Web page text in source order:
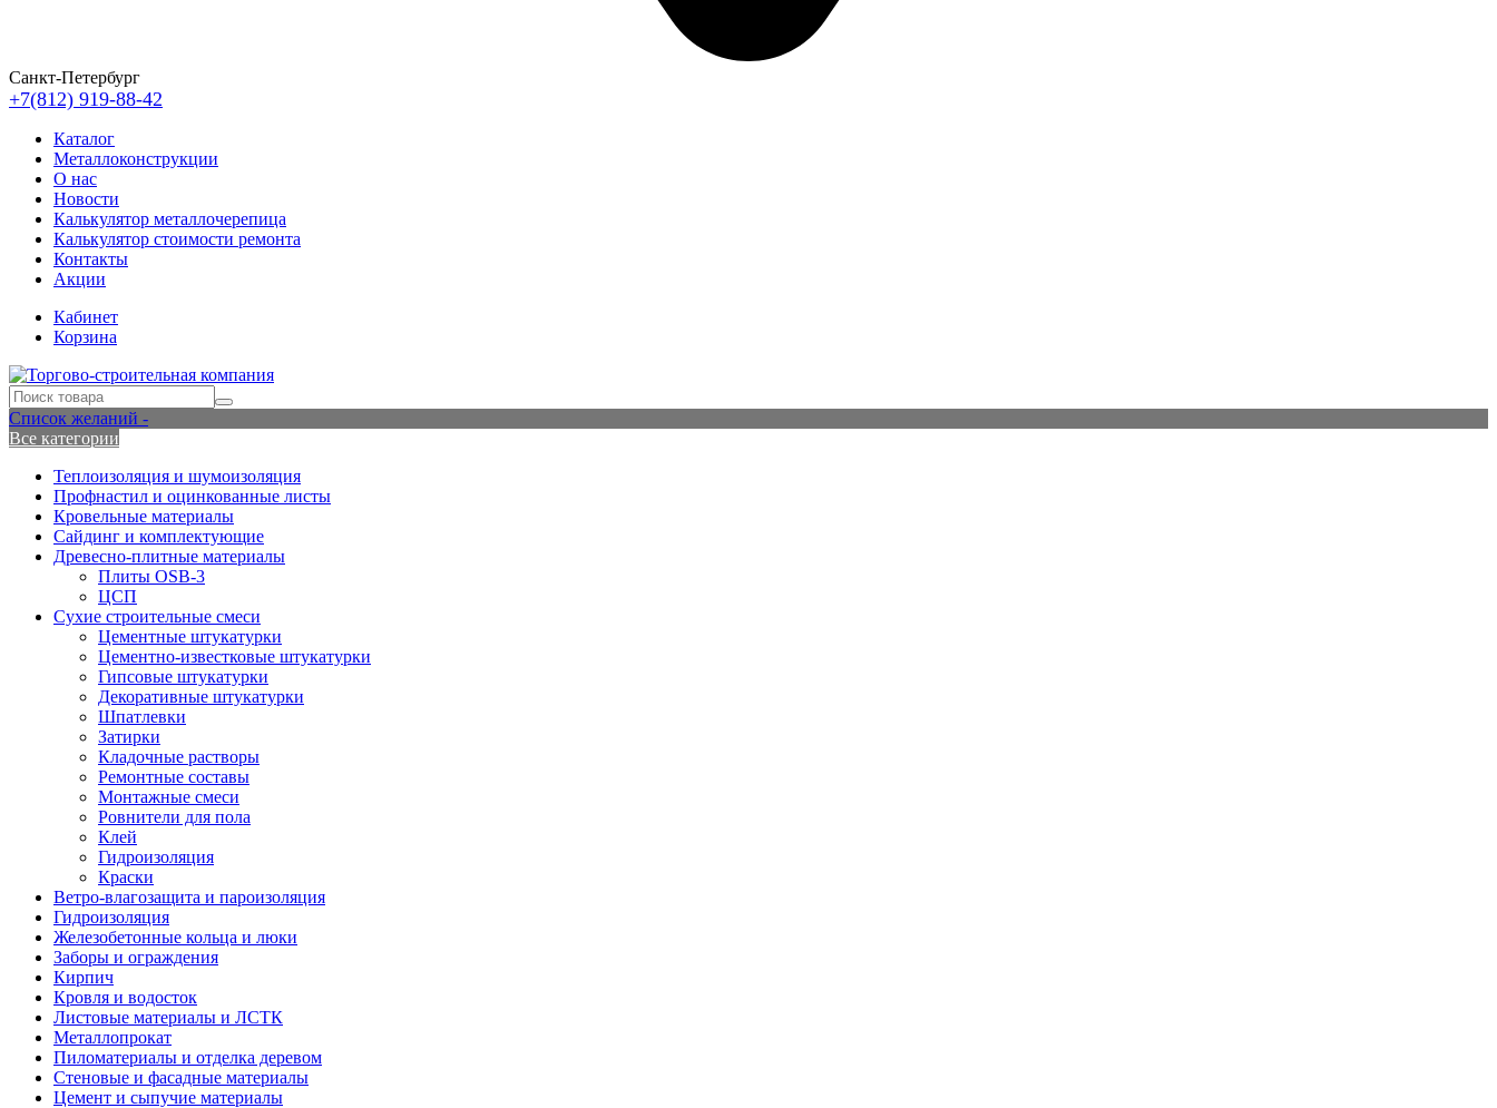
Санкт-Петербург
+7(812) 919-88-42
Каталог
Металлоконструкции
О нас
Новости
Калькулятор металлочерепица
Калькулятор стоимости ремонта
Контакты
Акции
Кабинет
Корзина
Список желаний -
Все категории
Теплоизоляция и шумоизоляция
Профнастил и оцинкованные листы
Кровельные материалы
Сайдинг и комплектующие
Древесно-плитные материалы
Плиты OSB-3
ЦСП
Сухие строительные смеси
Цементные штукатурки
Цементно-известковые штукатурки
Гипсовые штукатурки
Декоративные штукатурки
Шпатлевки
Затирки
Кладочные растворы
Ремонтные составы
Монтажные смеси
Ровнители для пола
Клей
Гидроизоляция
Краски
Ветро-влагозащита и пароизоляция
Гидроизоляция
Железобетонные кольца и люки
Заборы и ограждения
Кирпич
Кровля и водосток
Листовые материалы и ЛСТК
Металлопрокат
Пиломатериалы и отделка деревом
Стеновые и фасадные материалы
Цемент и сыпучие материалы